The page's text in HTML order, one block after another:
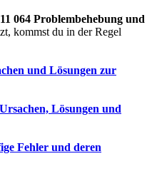
064 Problembehebung und
kommst du in der Regel
und Lösungen zur
Lösungen und
Fehler und deren